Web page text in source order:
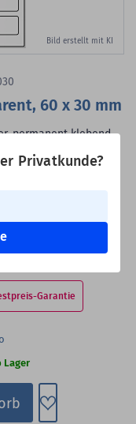
Privatkunde?
Bild erstellt mit KI
60 x 30 mm
permanent klebend,
Garantie
Lager
Zum